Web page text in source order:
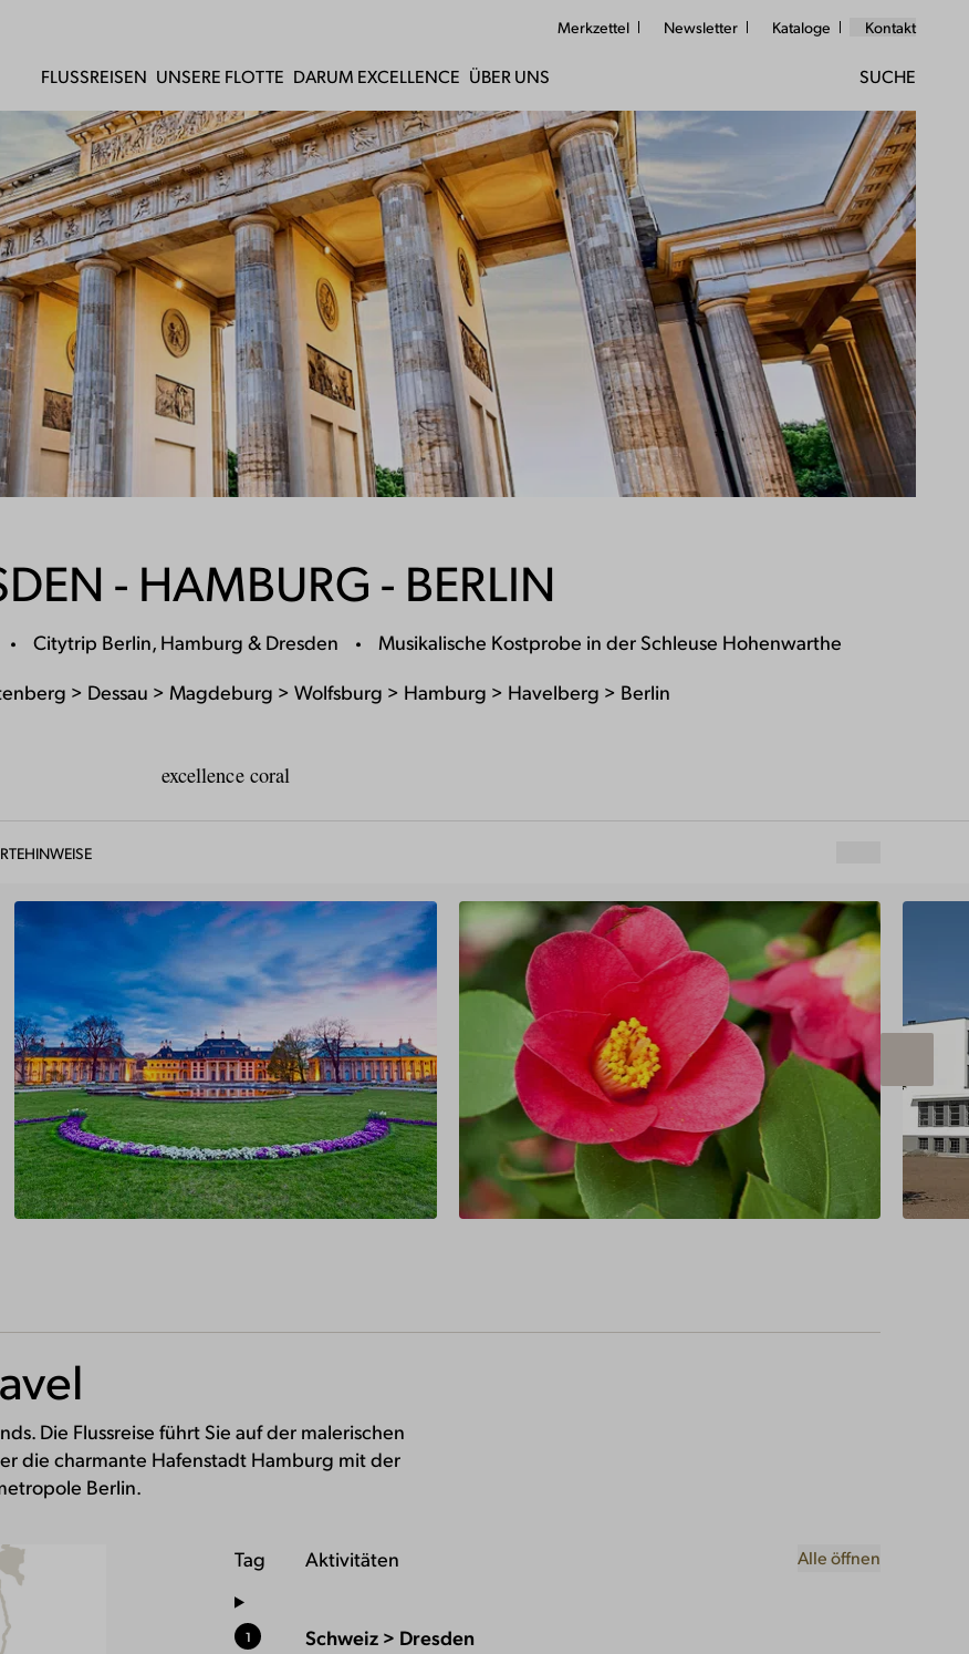
FLUSSREISEN UNSERE FLOTTE DARUM EXCELLENCE ÜBER UNS
Merkzettel Newsletter Kataloge Kontakt
SUCHE
- HAMBURG - BERLIN
Citytrip Berlin, Hamburg & Dresden
Musikalische Kostprobe in der Schleuse Hohenwarthe
> Dessau > Magdeburg > Wolfsburg > Hamburg > Havelberg > Berlin
excellence coral
HINWEISE
Die Flussreise führt Sie auf der malerischen
die charmante Hafenstadt Hamburg mit der
Berlin.
Tag Aktivitäten Alle öffnen
1 Schweiz > Dresden